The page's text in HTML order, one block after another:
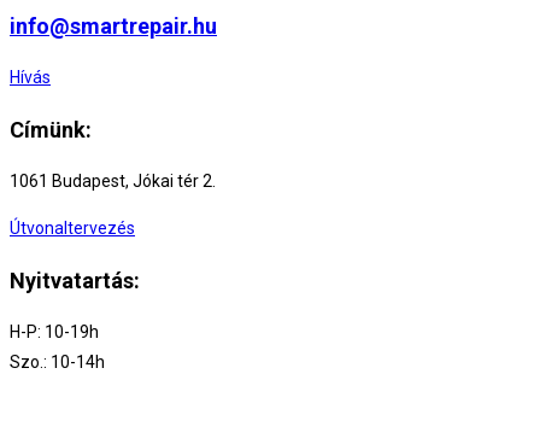
info@smartrepair.hu
Hívás
Címünk:
1061 Budapest, Jókai tér 2.
Útvonaltervezés
Nyitvatartás:
H-P: 10-19h
Szo.: 10-14h